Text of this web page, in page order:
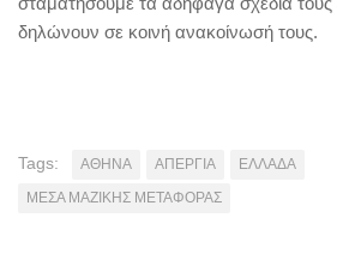
δηλώνουν σε κοινή ανακοίνωσή τους.
Tags: ΑΘΗΝΑ ΑΠΕΡΓΙΑ
ΕΛΛΑΔΑ
ΜΕΣΑ ΜΑΖΙΚΗΣ ΜΕΤΑΦΟΡΑΣ